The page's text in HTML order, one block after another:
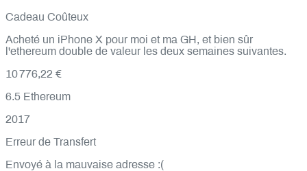
Cadeau Coûteux
Acheté un iPhone X pour moi et ma GH, et bien sûr
l'ethereum double de valeur les deux semaines suivantes.
10 776,22 €
6.5 Ethereum
2017
Erreur de Transfert
Envoyé à la mauvaise adresse :(